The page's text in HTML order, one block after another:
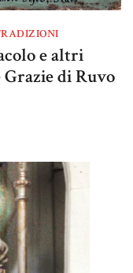
e altri
di Ruvo